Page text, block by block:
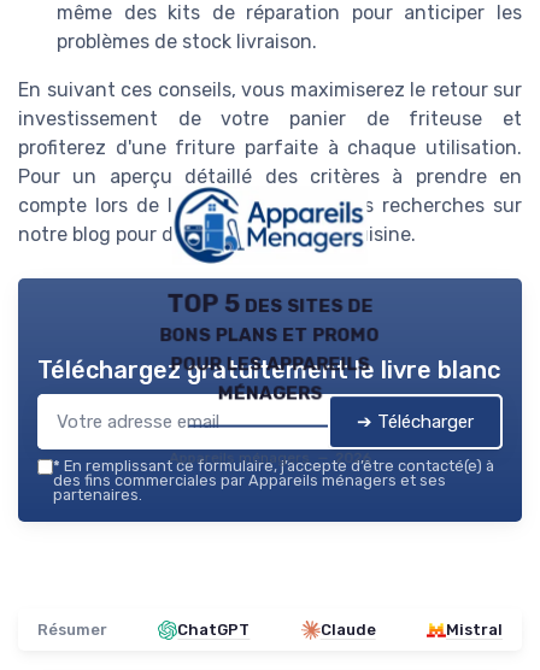
même des kits de réparation pour anticiper les
problèmes de stock livraison.
En suivant ces conseils, vous maximiserez le retour sur
investissement de votre panier de friteuse et
profiterez d'une friture parfaite à chaque utilisation.
Pour un aperçu détaillé des critères à prendre en
compte lors de l'achat, continuez vos recherches sur
notre blog pour d'autres astuces de cuisine.
TOP 5 des sites de
bons plans et promo
pour les appareils
ménagers
Appareils ménagers — 2026
Téléchargez gratuitement le livre blanc
➔ Télécharger
* En remplissant ce formulaire, j’accepte d’être contacté(e) à
des fins commerciales par Appareils ménagers et ses
partenaires.
Résumer ChatGPT Claude Mistral